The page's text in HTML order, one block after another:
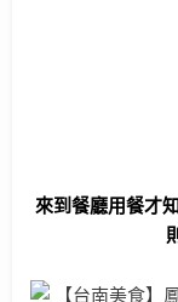
來到餐廳用餐才